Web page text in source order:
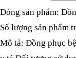
Dòng sản phẩm:
Số lượng sản phẩm
Mô tả: Đồng phục